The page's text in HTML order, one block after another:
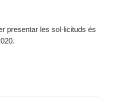
presentar les sol·licituds és